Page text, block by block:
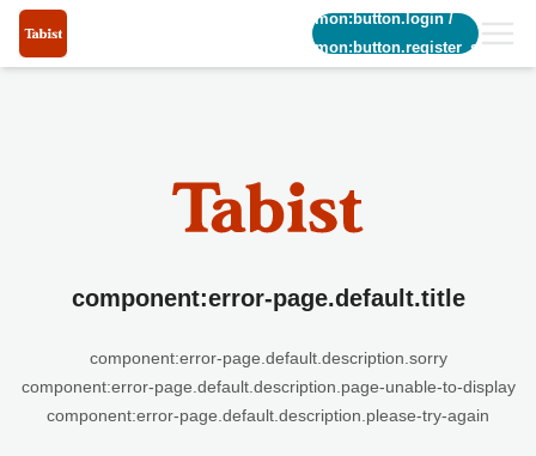
common:button.login/
common:button.register_short
component:error-page.default.title
component:error-page.default.description.sorry
component:error-page.default.description.page-unable-to-display
component:error-page.default.description.please-try-again